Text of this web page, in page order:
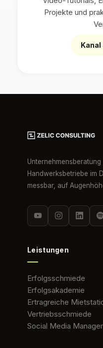
Projekte und
Kanal
Handwerksbetriebe im
messbar, auf
Leistungen
Erfolgsschmiede
Erfolgsakademie
Ertragreiche
Vertriebsschmiede
Social Media